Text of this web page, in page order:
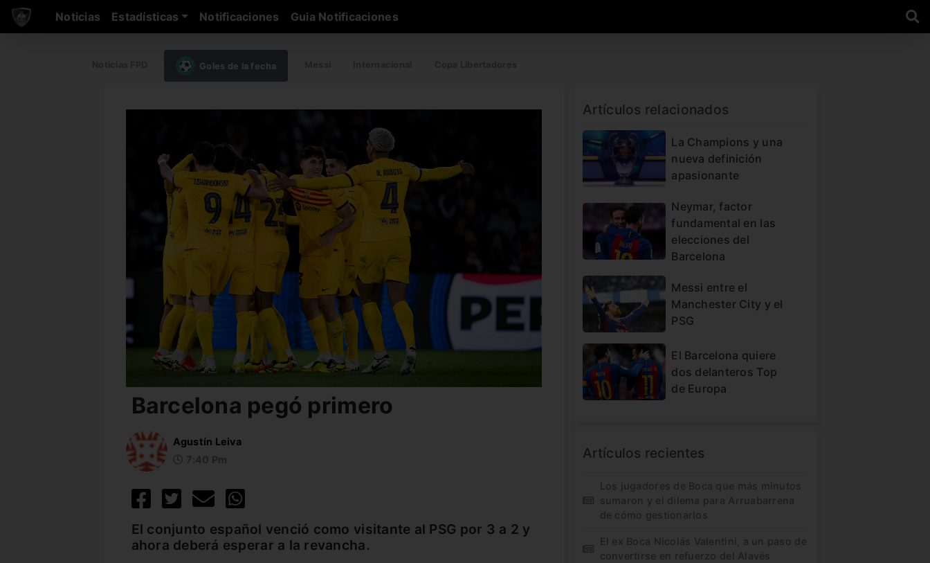
Noticias Estadísticas Notificaciones Guia Notificaciones
Goles de la fecha
Barcelona pegó primero
Agustín Leiva
El conjunto español venció como visitante al PSG por 3 a 2 y
ahora deberá esperar a la revancha.
Artículos relacionados
La Champions y una
nueva definición
apasionante
Neymar, factor
fundamental en las
elecciones del
Barcelona
Messi entre el
Manchester City y el
PSG
El Barcelona quiere
dos delanteros Top
de Europa
Artículos recientes
Los jugadores de Boca que más minutos
sumaron y el dilema para Arruabarrena
de cómo gestionarlos
El ex Boca Nicolás Valentini, a un paso de
convertirse en refuerzo del Alavés